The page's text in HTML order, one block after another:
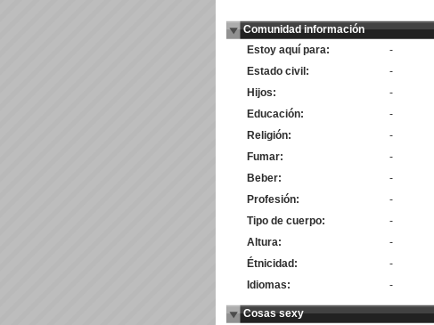
Comunidad información
Estoy aquí para:
-
Estado civil:
-
Hijos:
-
Educación:
-
Religión:
-
Fumar:
-
Beber:
-
Profesión:
-
Tipo de cuerpo:
-
Altura:
-
Étnicidad:
-
Idiomas:
-
Cosas sexy